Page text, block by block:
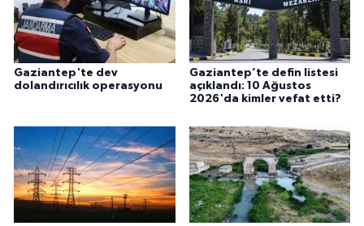
Gaziantep'te dev
dolandırıcılık operasyonu
Gaziantep’te defin listesi
açıklandı: 10 Ağustos
2026'da kimler vefat etti?